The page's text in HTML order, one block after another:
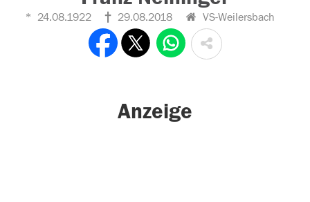
24.08.1922 29.08.2018 VS-Weilersbach
Anzeige